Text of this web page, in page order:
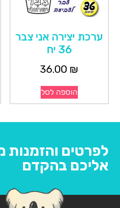
ערכת יצירה אני צבר
36 יח
36.00 ₪
הוספה לסל
לפרטים והזמנות
אליכם בהקדם